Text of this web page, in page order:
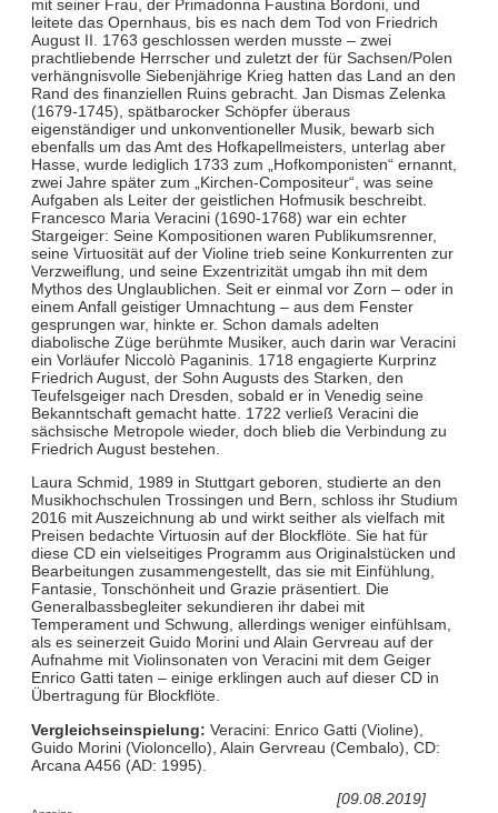
mit seiner Frau, der Primadonna Faustina Bordoni, und
leitete das Opernhaus, bis es nach dem Tod von Friedrich
August II. 1763 geschlossen werden musste – zwei
prachtliebende Herrscher und zuletzt der für Sachsen/Polen
verhängnisvolle Siebenjährige Krieg hatten das Land an den
Rand des finanziellen Ruins gebracht. Jan Dismas Zelenka
(1679-1745), spätbarocker Schöpfer überaus
eigenständiger und unkonventioneller Musik, bewarb sich
ebenfalls um das Amt des Hofkapellmeisters, unterlag aber
Hasse, wurde lediglich 1733 zum „Hofkomponisten“ ernannt,
zwei Jahre später zum „Kirchen-Compositeur“, was seine
Aufgaben als Leiter der geistlichen Hofmusik beschreibt.
Francesco Maria Veracini (1690-1768) war ein echter
Stargeiger: Seine Kompositionen waren Publikumsrenner,
seine Virtuosität auf der Violine trieb seine Konkurrenten zur
Verzweiflung, und seine Exzentrizität umgab ihn mit dem
Mythos des Unglaublichen. Seit er einmal vor Zorn – oder in
einem Anfall geistiger Umnachtung – aus dem Fenster
gesprungen war, hinkte er. Schon damals adelten
diabolische Züge berühmte Musiker, auch darin war Veracini
ein Vorläufer Niccolò Paganinis. 1718 engagierte Kurprinz
Friedrich August, der Sohn Augusts des Starken, den
Teufelsgeiger nach Dresden, sobald er in Venedig seine
Bekanntschaft gemacht hatte. 1722 verließ Veracini die
sächsische Metropole wieder, doch blieb die Verbindung zu
Friedrich August bestehen.
Laura Schmid, 1989 in Stuttgart geboren, studierte an den
Musikhochschulen Trossingen und Bern, schloss ihr Studium
2016 mit Auszeichnung ab und wirkt seither als vielfach mit
Preisen bedachte Virtuosin auf der Blockflöte. Sie hat für
diese CD ein vielseitiges Programm aus Originalstücken und
Bearbeitungen zusammengestellt, das sie mit Einfühlung,
Fantasie, Tonschönheit und Grazie präsentiert. Die
Generalbassbegleiter sekundieren ihr dabei mit
Temperament und Schwung, allerdings weniger einfühlsam,
als es seinerzeit Guido Morini und Alain Gervreau auf der
Aufnahme mit Violinsonaten von Veracini mit dem Geiger
Enrico Gatti taten – einige erklingen auch auf dieser CD in
Übertragung für Blockflöte.
Vergleichseinspielung: Veracini: Enrico Gatti (Violine),
Guido Morini (Violoncello), Alain Gervreau (Cembalo), CD:
Arcana A456 (AD: 1995).
[09.08.2019]